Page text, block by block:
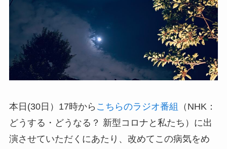
本日(30日）17時から こちらのラジオ番組
（NHK：
どうする・どうなる？ 新型コロナと私たち）に出
演させていただくにあたり、改めてこの病気をめ